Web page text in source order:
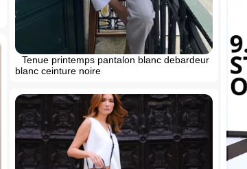
Tenue printemps pantalon blanc debardeur
blanc ceinture noire